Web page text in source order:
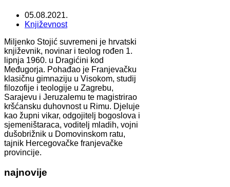
05.08.2021.
Književnost
Miljenko Stojić suvremeni je hrvatski
književnik, novinar i teolog rođen 1.
lipnja 1960. u Dragićini kod
Međugorja. Pohađao je Franjevačku
klasičnu gimnaziju u Visokom, studij
filozofije i teologije u Zagrebu,
Sarajevu i Jeruzalemu te magistrirao
kršćansku duhovnost u Rimu. Djeluje
kao župni vikar, odgojitelj bogoslova i
sjemeništaraca, voditelj mladih, vojni
dušobrižnik u Domovinskom ratu,
tajnik Hercegovačke franjevačke
provincije.
najnovije